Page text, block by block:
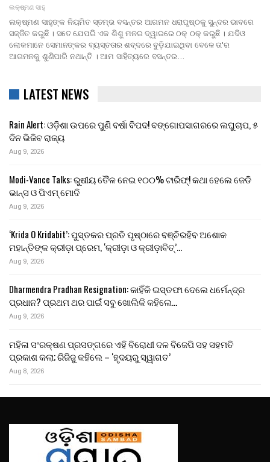
ଲକ୍ଷ୍ମଣ ସାହୁ
ଲକ୍ଷ୍ମଣ ସାହୁଙ୍କ ନିୟମିତ ସ୍ତମ୍ଭ ବସନ୍ତର ଆଗମନ ଧରାପୃଷ୍ଠକୁ ସୁନ୍ଦର ଭାବରେ
ସଜ୍ଜିତ କରୁଛି । ସତେ ଯେପରି ଏକ ଶିଶୁ ମନର ଦ୍ୱାରରେ ଠକ୍ ଠକ୍ କରୁଛି । ଯଦିଓ
ଲୋକମାନେ ସେମାନଙ୍କର ବ୍ୟସ୍ତତାର ଶବ୍ଦରେ ବୁଡ଼ିଯାଇଥିବା ବେଳେ ତା'ର
ଆଗମନକୁ ଶୁଣିପାରି ନଥାନ୍ତି । ଆମ ସାହିତ୍ୟରେ ବସନ୍ତର…
LATEST NEWS
Rain Alert: ଓଡ଼ିଶା ଉପରେ ପୁଣି ବର୍ଷା ବିପଦ! ବଙ୍ଗୋପସାଗରରେ ଲଘୁଚାପ, ୫
ଦିନ ଭିଜିବ ରାଜ୍ୟ
Aug 9, 2026
Modi-Vance Talks: ରୁଷୀୟ ତୈଳ ନେଇ ୧୦୦% ଟାରିଫ୍! କଥା ହେଲେ ଜେଡି
ଭାନ୍ସ ଓ ପିଏମ୍ ମୋଦି
Aug 9, 2026
‘Krida O Kridabit’: ପୁସ୍ତକର ପ୍ରତି ପୃଷ୍ଠାରେ ବଞ୍ଚିରହିବ ଅଶୋକ
ମହାନ୍ତିଙ୍କ କ୍ରୀଡ଼ା ପ୍ରେମ, ‘କ୍ରୀଡ଼ା ଓ କ୍ରୀଡ଼ାବିତ୍’…
Aug 9, 2026
Dharmendra Pradhan Resignation: କାହିଁକି ଇସ୍ତଫା ଦେଲେ ଧର୍ମେନ୍ଦ୍ର
ପ୍ରଧାନ? ପ୍ରଥମ ଥର ପାଇଁ ସବୁ ଖୋଲିକି କହିଲେ…
Aug 9, 2026
ମହିଳା ସଂରକ୍ଷଣ ପ୍ରସଙ୍ଗରେ ଏହି ବିରୋଧୀ ଦଳ ବିଜେପି ସହ ସହମତି
ପ୍ରକାଶ କଲା; ରିଜିଜୁ କହିଲେ – ‘ହୃଦୟରୁ ସ୍ୱାଗତ’
Aug 8, 2026